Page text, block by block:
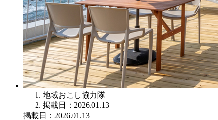
地域おこし協力隊
掲載日：2026.01.13
掲載日：2026.01.13